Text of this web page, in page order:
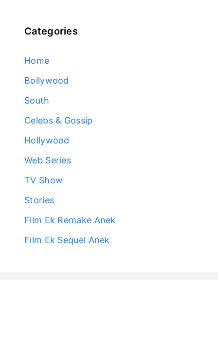
Categories
Home
Bollywood
South
Celebs & Gossip
Hollywood
Web Series
TV Show
Stories
Film Ek Remake Anek
Film Ek Sequel Anek